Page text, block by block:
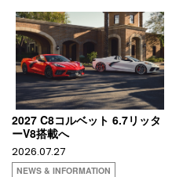
2027 C8コルベット 6.7リッタ
ーV8搭載へ
2026.07.27
NEWS & INFORMATION